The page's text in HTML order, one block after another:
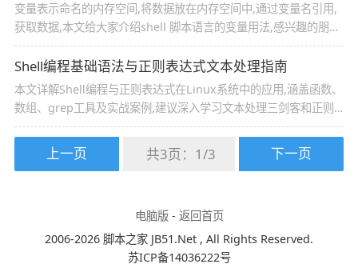
变量表示命名的内存空间,将数据放在内存空间中,通过变量名引用,
获取数据,本文给大家介绍shell 脚本语言的变量用法,感兴趣的朋友
跟随小编一起看看吧
Shell编程基础语法与正则表达式文本处理指南
本文详解Shell编程与正则表达式在Linux系统中的应用,涵盖函数、
数组、grep工具及实战案例,建议深入学习文本处理三剑客和正则
进阶技巧,提升系统管理效率,感兴趣的朋友跟随小编一起看看吧
上一页 共3页： 1/3 下一页
电脑版- 返回首页
2006-2026 脚本之家 JB51.Net , All Rights Reserved.
苏ICP备14036222号